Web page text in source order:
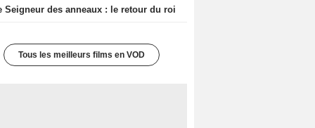
Seigneur des anneaux : le retour du roi
Tous les meilleurs films en VOD